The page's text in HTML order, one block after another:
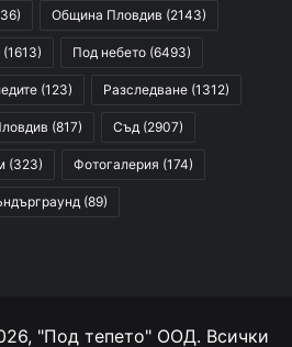
Община Пловдив (2143)
(1613) Под небето (6493)
(123) Разследване (1312)
(817) Съд (2907)
(323) Фотогалерия (174)
(89)
"Под тепето" ООД. Всички